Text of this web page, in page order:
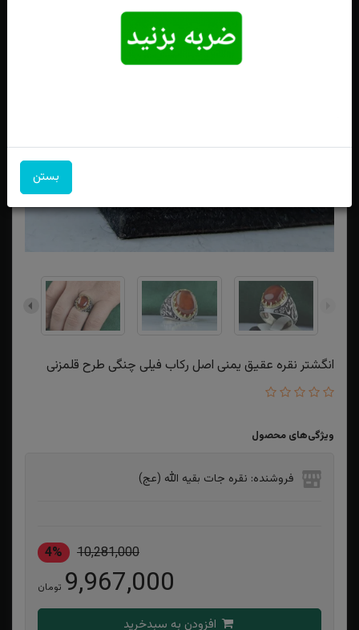
انگشتر نقره عقیق یمنی اصل رکاب فیلی چنگی طرح قلمزنی
ویژگی‌های محصول
فروشنده: نقره جات بقیه الله (عج)
10,281,000
4%
9,967,000 تومان
بستن